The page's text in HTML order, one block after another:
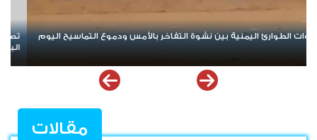
تصعيد جديد يهز مأرب وحضرموت.. الهجوم الحوثي يخلط الأوراق ويعيد
مقالات